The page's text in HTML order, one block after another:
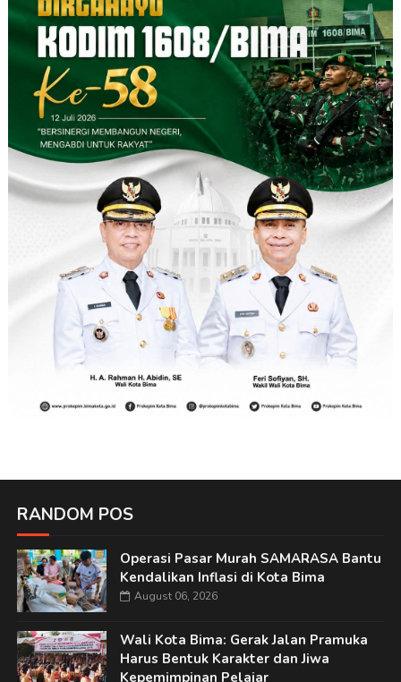
RANDOM POS
Operasi Pasar Murah SAMARASA Bantu
Kendalikan Inflasi di Kota Bima
August 06, 2026
Wali Kota Bima: Gerak Jalan Pramuka
Harus Bentuk Karakter dan Jiwa
Kepemimpinan Pelajar